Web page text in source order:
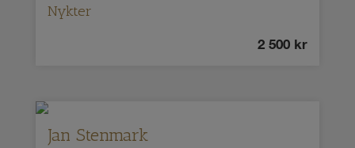
Nykter
2 500 kr
Jan Stenmark